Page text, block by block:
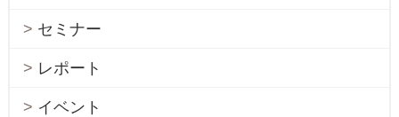
セミナー
レポート
イベント